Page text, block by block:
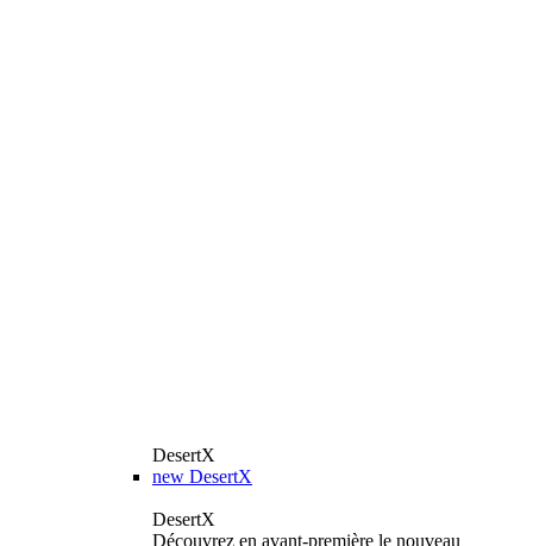
DesertX
new DesertX
DesertX
Découvrez en avant-première le nouveau